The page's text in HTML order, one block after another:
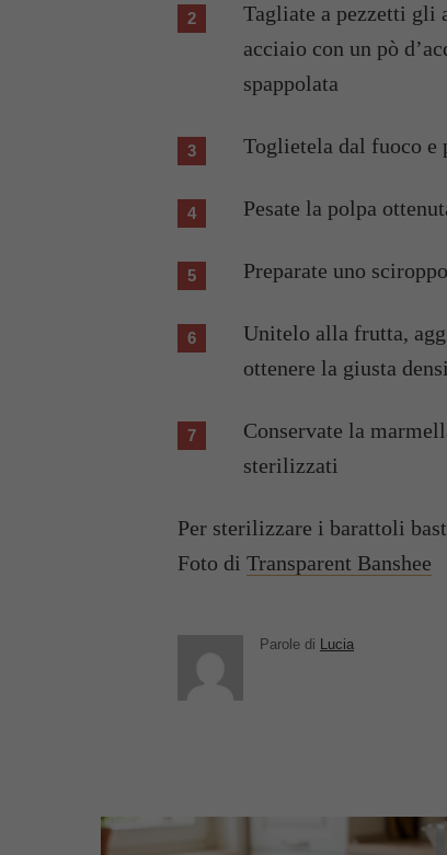
Tagliate a pezzetti gli
acciaio con un pò
spappolata
Toglietela dal fuoco e
Pesate la polpa
Preparate uno
Unitelo alla frutta,
ottenere la giusta
Conservate la
sterilizzati
Per sterilizzare i barattoli
Foto di Transparent Banshee
Parole di Lucia